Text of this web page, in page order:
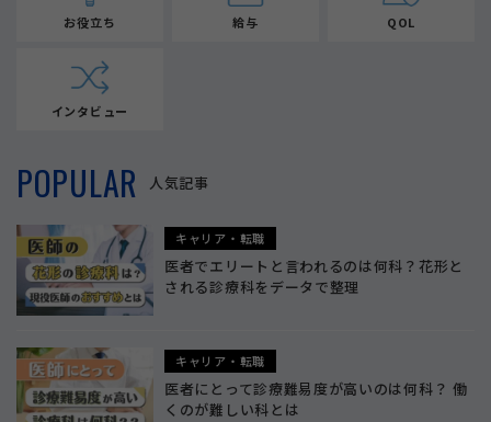
お役立ち 給与 QOL
インタビュー
POPULAR 人気記事
キャリア・転職
医者でエリートと言われるのは何科？花形と
される診療科をデータで整理
キャリア・転職
医者にとって診療難易度が高いのは何科？ 働
くのが難しい科とは